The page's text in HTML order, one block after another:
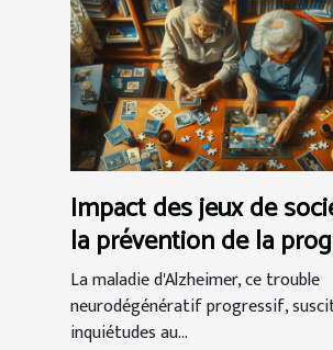
Impact des jeux de
la prévention de la
d'Alzheimer
La maladie d'Alzheimer, ce trouble
neurodégénératif progressif,
inquiétudes au...